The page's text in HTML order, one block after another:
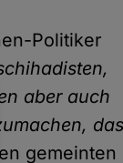
Politiker
aber auch
gemeinten